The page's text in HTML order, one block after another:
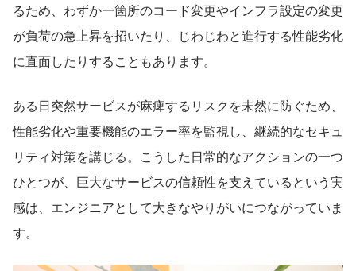
るため、わずか一箇所のコード変更やインフラ設定の変更
が負荷の急上昇を招いたり、じわじわと進行する性能劣化
に直面したりすることもあります。
ある日突然サービスが麻痺するリスクを未然に防ぐため、
性能劣化や重要機能のエラー率を監視し、継続的なセキュ
リティ対策を講じる。こうした日常的なアクションの一つ
ひとつが、巨大なサービスの信頼性を支えているという実
感は、エンジニアとして大きなやりがいにつながっていま
す。